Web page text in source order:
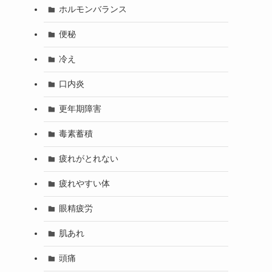
ホルモンバランス
便秘
冷え
口内炎
更年期障害
毒素蓄積
疲れがとれない
疲れやすい体
眼精疲労
肌あれ
頭痛